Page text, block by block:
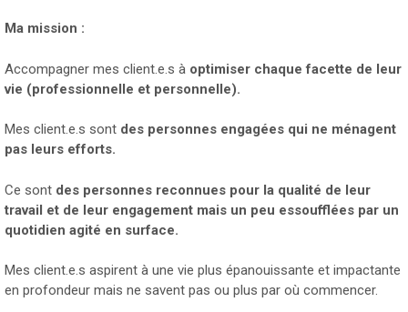
Ma mission :
Accompagner mes client.e.s à optimiser chaque facette de leur
vie (professionnelle et personnelle).
Mes client.e.s sont des personnes engagées qui ne ménagent
pas leurs efforts.
Ce sont des personnes reconnues pour la qualité de leur
travail et de leur engagement mais un peu essoufflées par un
quotidien agité en surface.
Mes client.e.s aspirent à une vie plus épanouissante et impactante
en profondeur mais ne savent pas ou plus par où commencer.